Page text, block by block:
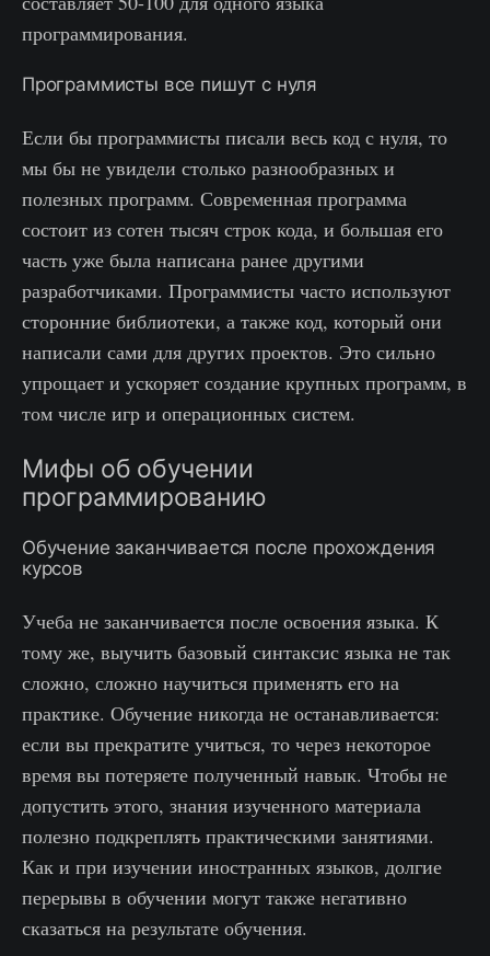
программирования.
Программисты все пишут с нуля
Если бы программисты писали весь код с нуля, то
мы бы не увидели столько разнообразных и
полезных программ. Современная программа
состоит из сотен тысяч строк кода, и большая его
часть уже была написана ранее другими
разработчиками. Программисты часто используют
сторонние библиотеки, а также код, который они
написали сами для других проектов. Это сильно
упрощает и ускоряет создание крупных программ, в
том числе игр и операционных систем.
Мифы об обучении
программированию
Обучение заканчивается после прохождения
курсов
Учеба не заканчивается после освоения языка. К
тому же, выучить базовый синтаксис языка не так
сложно, сложно научиться применять его на
практике. Обучение никогда не останавливается:
если вы прекратите учиться, то через некоторое
время вы потеряете полученный навык. Чтобы не
допустить этого, знания изученного материала
полезно подкреплять практическими занятиями.
Как и при изучении иностранных языков, долгие
перерывы в обучении могут также негативно
сказаться на результате обучения.